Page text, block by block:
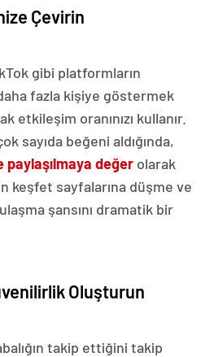
Çevirin
gibi platformların
fazla kişiye göstermek
etkileşim oranınızı kullanır.
sayıda beğeni aldığında,
paylaşılmaya değer olarak
keşfet sayfalarına düşme ve
şansını dramatik bir
Oluşturun
takip ettiğini takip